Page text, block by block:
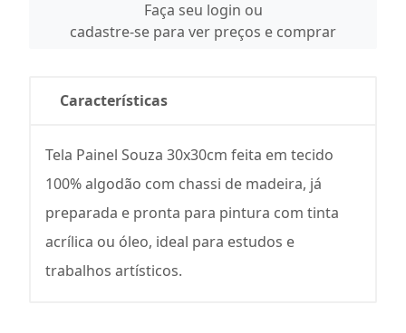
Faça seu login ou
cadastre-se para ver preços e comprar
Características
Tela Painel Souza 30x30cm feita em tecido
100% algodão com chassi de madeira, já
preparada e pronta para pintura com tinta
acrílica ou óleo, ideal para estudos e
trabalhos artísticos.